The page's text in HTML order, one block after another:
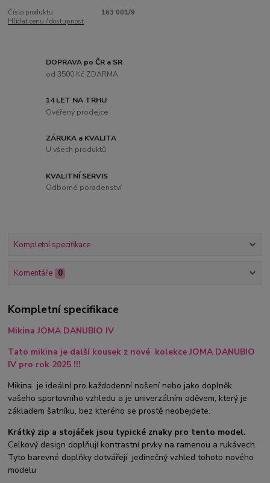
Číslo produktu:
163 001/9
Hlídat cenu / dostupnost
DOPRAVA po ČR a SR
od 3500 Kč ZDARMA
14 LET NA TRHU
Ověřený prodejce
ZÁRUKA a KVALITA
U všech produktů
KVALITNÍ SERVIS
Odborné poradenství
Kompletní specifikace
Komentáře 0
Kompletní specifikace
Mikina JOMA DANUBIO IV
Tato mikina je další kousek z nové kolekce JOMA DANUBIO
IV pro rok 2025 !!!
Mikina je ideální pro každodenní nošení nebo jako doplněk
vašeho sportovního vzhledu a je univerzálním oděvem, který je
základem šatníku, bez kterého se prostě neobejdete.
Krátký zip a stojáček jsou typické znaky pro tento model.
Celkový design doplňují kontrastní prvky na ramenou a rukávech.
Tyto barevné doplňky dotvářejí jedinečný vzhled tohoto nového
modelu